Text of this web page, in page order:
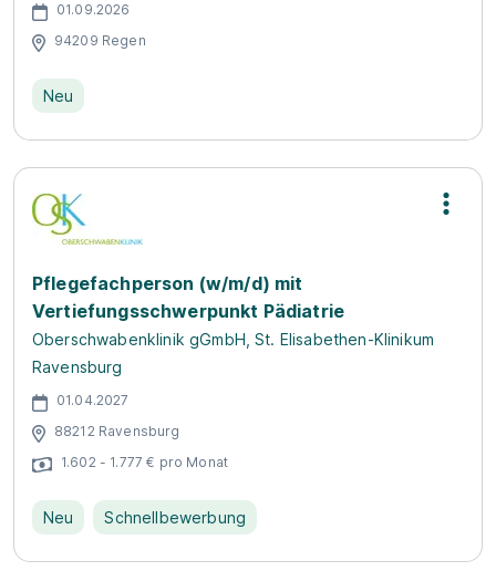
01.09.2026
94209 Regen
Neu
Pflegefachperson (w/m/d) mit
Vertiefungsschwerpunkt Pädiatrie
Oberschwabenklinik gGmbH, St. Elisabethen-Klinikum
Ravensburg
01.04.2027
88212 Ravensburg
1.602 - 1.777 € pro Monat
Neu Schnellbewerbung